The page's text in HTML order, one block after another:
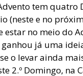
tem quatro
(neste e no
estar no meio do
ganhou já uma
o levar ainda
2.º Domingo, na